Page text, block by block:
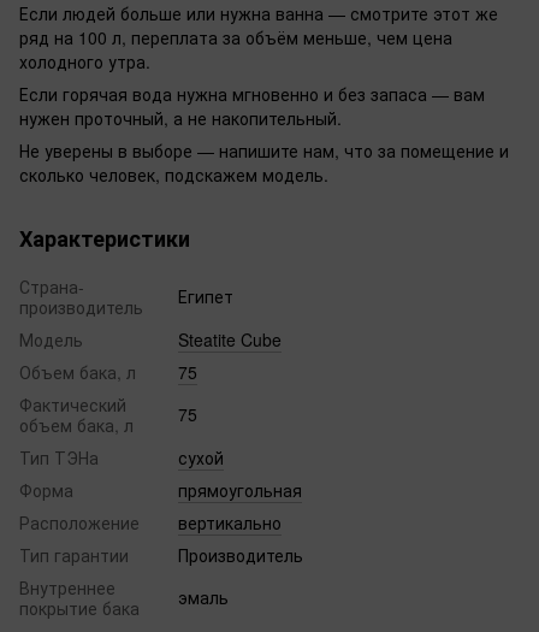
Если людей больше или нужна ванна — смотрите этот же
ряд на 100 л, переплата за объём меньше, чем цена
холодного утра.
Если горячая вода нужна мгновенно и без запаса — вам
нужен проточный, а не накопительный.
Не уверены в выборе — напишите нам, что за помещение и
сколько человек, подскажем модель.
Характеристики
Страна-
производитель
Египет
Модель
Steatite Cube
Объем бака, л
75
Фактический
объем бака, л
75
Тип ТЭНа
сухой
Форма
прямоугольная
Расположение
вертикально
Тип гарантии
Производитель
Внутреннее
покрытие бака
эмаль